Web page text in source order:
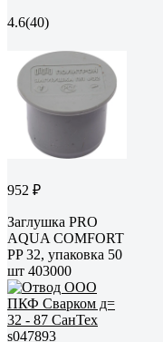
4.6(40)
952 ₽
Заглушка PRO
AQUA COMFORT
PP 32, упаковка 50
шт 403000